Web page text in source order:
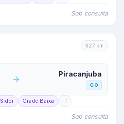
Sob consulta
627 km
Piracanjuba
GO
Sider Grade Baixa +1
Sob consulta